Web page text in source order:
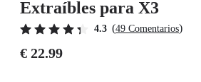
Extraíbles para X3
4.3 (49 Comentarios)
€ 22.99